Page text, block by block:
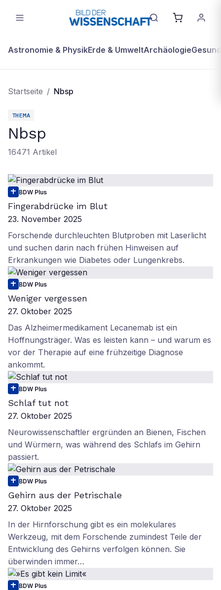
Astronomie & PhysikErde & UmweltArchäologie
Startseite / Nbsp
THEMA
Nbsp
16471 Artikel
BDW Plus
Fingerabdrücke im Blut
23. November 2025
Forschende durchleuchten Blutproben mit Laserlicht
und suchen darin nach frühen Hinweisen auf
Erkrankungen wie Diabetes oder Lungenkrebs.
BDW Plus
Weniger vergessen
27. Oktober 2025
Das Alzheimermedikament Lecanemab ist ein
Hoffnungsträger. Was es leisten kann – und warum es
vor der Therapie auf eine frühzeitige Diagnose
ankommt.
BDW Plus
Schlaf tut not
27. Oktober 2025
Neurowissenschaftler ergründen an Bienen, Fischen
und Würmern, was während des Schlafs im Gehirn
passiert.
BDW Plus
Gehirn aus der Petrischale
27. Oktober 2025
In der Hirnforschung gibt es ein molekulares
Werkzeug, mit dem Forschende zumindest Teile der
Entwicklung des Gehirns verfolgen können. Sie
überwinden immer…
BDW Plus